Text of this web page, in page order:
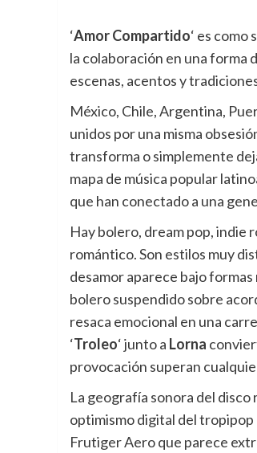
‘Amor Compartido‘ es como
la colaboración en una forma
escenas, acentos y
México, Chile, Argentina,
unidos por una misma
transforma o simplemente
mapa de música popular
que han conectado a una
Hay bolero, dream pop, indie
romántico. Son estilos muy
desamor aparece bajo formas
bolero suspendido sobre
resaca emocional en una
‘Troleo‘ junto a Lorna
provocación superan
La geografía sonora del disco
optimismo digital del
Frutiger Aero que parece